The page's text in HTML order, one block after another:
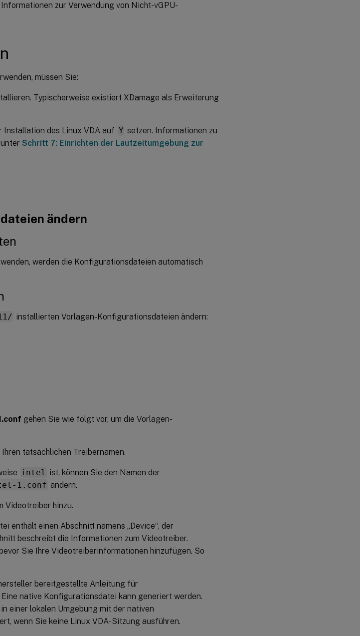
zur Verwendung von Nicht-vGPU-
müssen Sie:
Typischerweise existiert XDamage als Erweiterung
Installation des Linux VDA auf Y setzen. Informationen zu
Schritt 7: Einrichten der Laufzeitumgebung zur
ändern
werden die Konfigurationsdateien automatisch
installierten Vorlagen-Konfigurationsdateien ändern:
gehen Sie wie folgt vor, um die Vorlagen-
tatsächlichen Treibernamen.
intel
ist, können Sie den Namen der
1.conf ändern.
Videotreiber hinzu.
enthält einen Abschnitt namens „Device“, der
beschreibt die Informationen zum Videotreiber.
Sie Ihre Videotreiberinformationen hinzufügen. So
bereitgestellte Anleitung für
native Konfigurationsdatei kann generiert werden.
einer lokalen Umgebung mit der nativen
wenn Sie keine Linux VDA-Sitzung ausführen.